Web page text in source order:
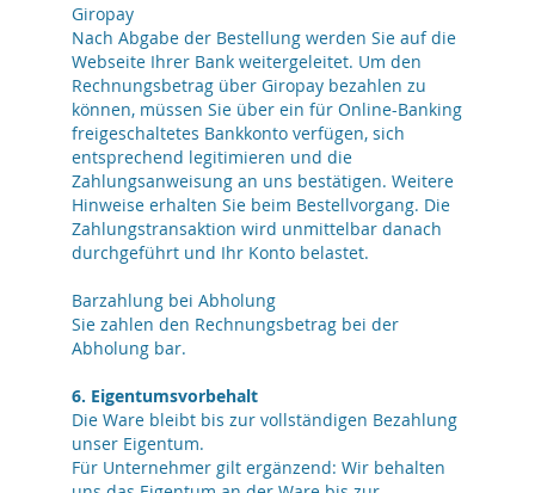
Giropay
Nach Abgabe der Bestellung werden Sie auf die
Webseite Ihrer Bank weitergeleitet. Um den
Rechnungsbetrag über Giropay bezahlen zu
können, müssen Sie über ein für Online-Banking
freigeschaltetes Bankkonto verfügen, sich
entsprechend legitimieren und die
Zahlungsanweisung an uns bestätigen. Weitere
Hinweise erhalten Sie beim Bestellvorgang. Die
Zahlungstransaktion wird unmittelbar danach
durchgeführt und Ihr Konto belastet.
Barzahlung bei Abholung
Sie zahlen den Rechnungsbetrag bei der
Abholung bar.
6. Eigentumsvorbehalt
Die Ware bleibt bis zur vollständigen Bezahlung
unser Eigentum.
Für Unternehmer gilt ergänzend: Wir behalten